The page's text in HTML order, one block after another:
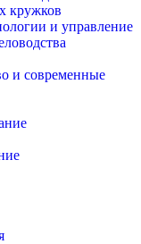
кружков
и управление
и современные